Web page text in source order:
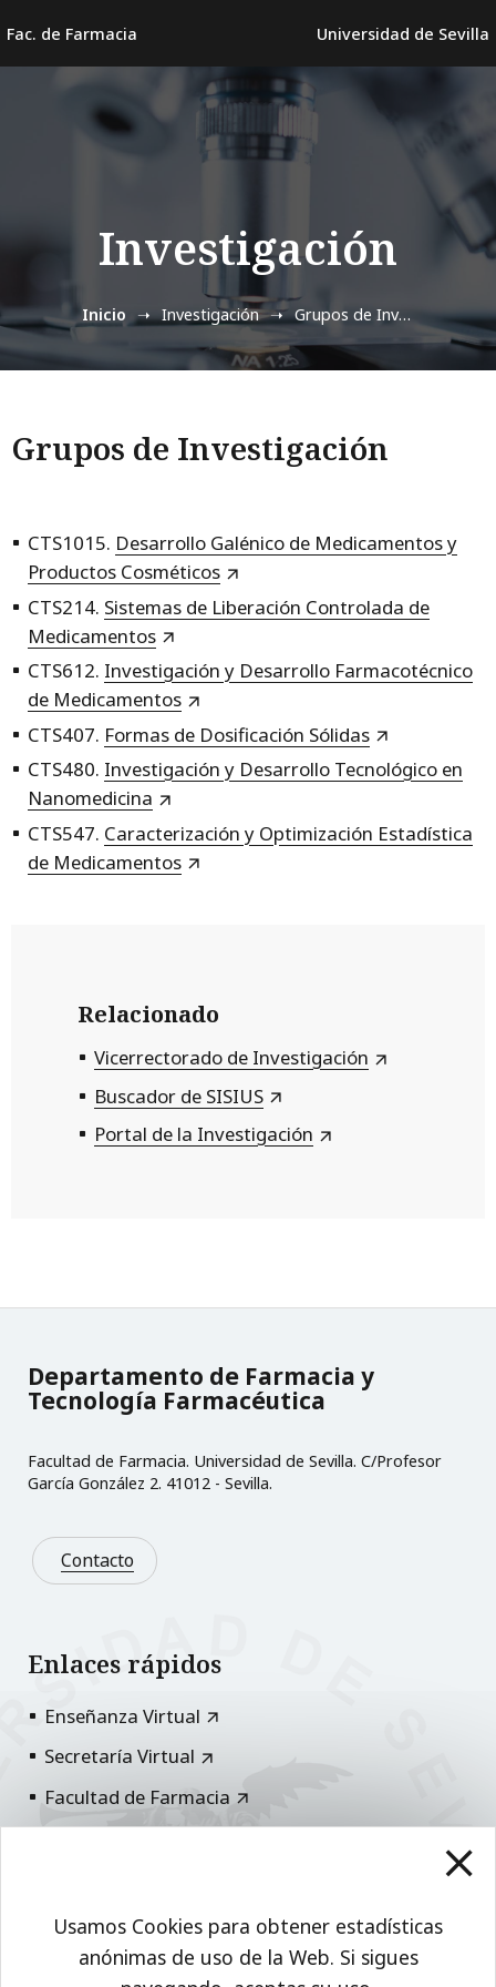
Fac. de Farmacia Universidad de Sevilla
Investigación
Inicio Investigación Grupos de Investigación
Grupos de Investigación
CTS1015. Desarrollo Galénico de Medicamentos y
Productos Cosméticos
CTS214. Sistemas de Liberación Controlada de
Medicamentos
CTS612. Investigación y Desarrollo Farmacotécnico
de Medicamentos
CTS407. Formas de Dosificación Sólidas
CTS480. Investigación y Desarrollo Tecnológico en
Nanomedicina
CTS547. Caracterización y Optimización Estadística
de Medicamentos
Relacionado
Vicerrectorado de Investigación
Buscador de SISIUS
Portal de la Investigación
Departamento de Farmacia y
Tecnología Farmacéutica
Facultad de Farmacia. Universidad de Sevilla. C/Profesor
García González 2. 41012 - Sevilla.
Contacto
Enlaces rápidos
Enseñanza Virtual
Secretaría Virtual
Facultad de Farmacia
Comparte esto
Usamos Cookies para obtener estadísticas
anónimas de uso de la Web. Si sigues